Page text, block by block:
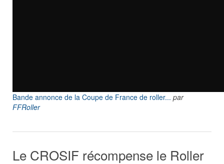
Bande annonce de la Coupe de France de roller... par
FFRoller
Le CROSIF récompense le Roller